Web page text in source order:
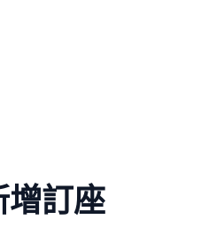
增訂座